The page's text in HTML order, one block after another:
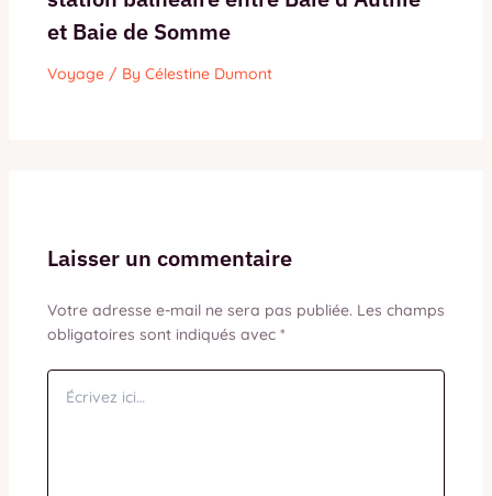
et Baie de Somme
Voyage/ By Célestine Dumont
Laisser un commentaire
Votre adresse e-mail ne sera pas publiée. Les champs
obligatoires sont indiqués avec *
Écrivez
ici…